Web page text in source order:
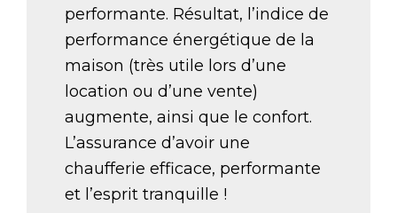
performante. Résultat, l’indice de
performance énergétique de la
maison (très utile lors d’une
location ou d’une vente)
augmente, ainsi que le confort.
L’assurance d’avoir une
chaufferie efficace, performante
et l’esprit tranquille !